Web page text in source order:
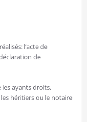
l’acte de
de
ayants droits,
héritiers ou le notaire